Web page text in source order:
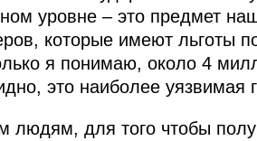
уровне – это предмет
которые имеют льготы
я понимаю, около 4
это наиболее уязвимая
людям, для того чтобы